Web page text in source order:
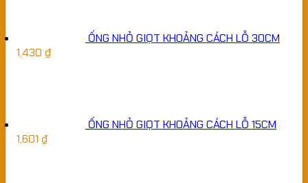
ỐNG NHỎ GIỌT KHOẢNG CÁCH LỖ 30CM
1,430 ₫
ỐNG NHỎ GIỌT KHOẢNG CÁCH LỖ 15CM
1,601 ₫